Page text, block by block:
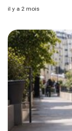
collection font
il y a 2 mois